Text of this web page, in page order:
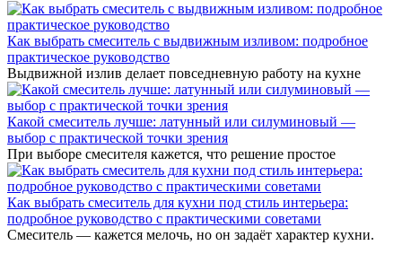
Как выбрать смеситель с выдвижным изливом: подробное
практическое руководство
Выдвижной излив делает повседневную работу на кухне
Какой смеситель лучше: латунный или силуминовый —
выбор с практической точки зрения
При выборе смесителя кажется, что решение простое
Как выбрать смеситель для кухни под стиль интерьера:
подробное руководство с практическими советами
Смеситель — кажется мелочь, но он задаёт характер кухни.